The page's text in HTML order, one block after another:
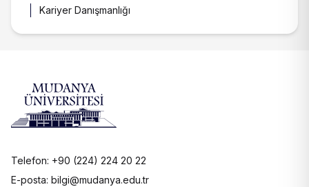
Kariyer Danışmanlığı
Telefon: +90 (224) 224 20 22
E-posta: bilgi@mudanya.edu.tr